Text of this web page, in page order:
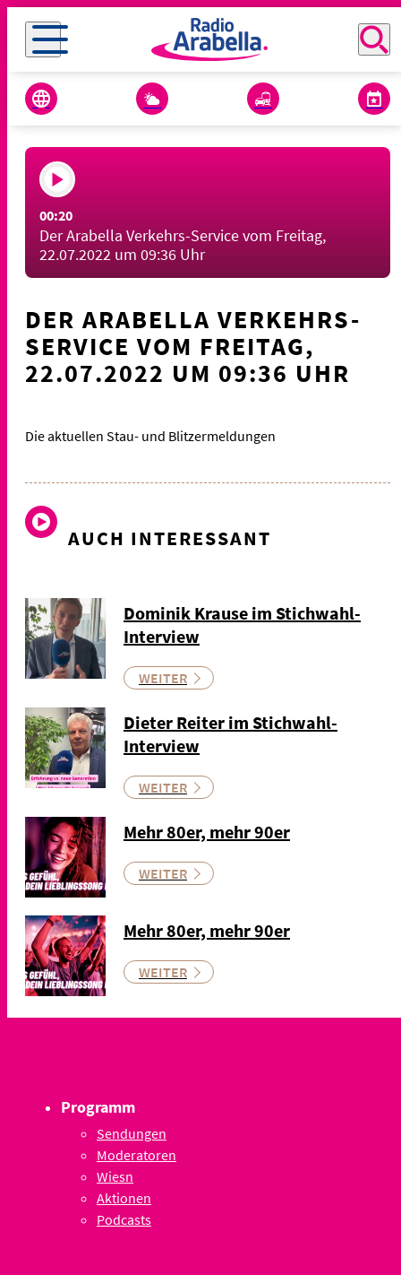
00:20
Der Arabella Verkehrs-Service vom Freitag,
22.07.2022 um 09:36 Uhr
DER ARABELLA VERKEHRS-
SERVICE VOM FREITAG,
22.07.2022 UM 09:36 UHR
Die aktuellen Stau- und Blitzermeldungen
AUCH INTERESSANT
Dominik Krause im Stichwahl-
Interview
WEITER
Dieter Reiter im Stichwahl-
Interview
WEITER
Mehr 80er, mehr 90er
WEITER
Mehr 80er, mehr 90er
WEITER
Programm
Sendungen
Moderatoren
Wiesn
Aktionen
Podcasts